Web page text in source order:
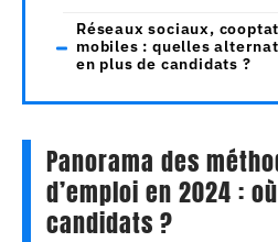
Réseaux sociaux,
mobiles : quelles
en plus de candidats ?
Panorama des
d’emploi en 2024 :
candidats ?